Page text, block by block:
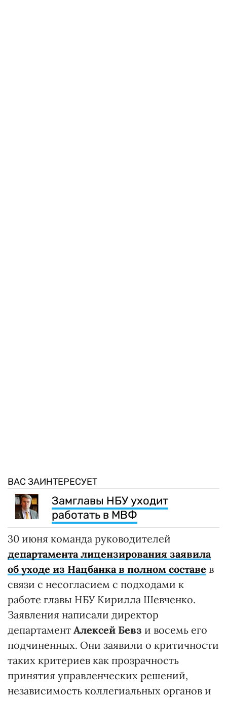
ВАС ЗАИНТЕРЕСУЕТ
Замглавы НБУ уходит
работать в МВФ
30 июня команда руководителей
департамента лицензирования заявила
об уходе из Нацбанка в полном составе в
связи с несогласием с подходами к
работе главы НБУ Кирилла Шевченко.
Заявления написали директор
департамент Алексей Бевз и восемь его
подчиненных. Они заявили о критичности
таких критериев как прозрачность
принятия управленческих решений,
независимость коллегиальных органов и